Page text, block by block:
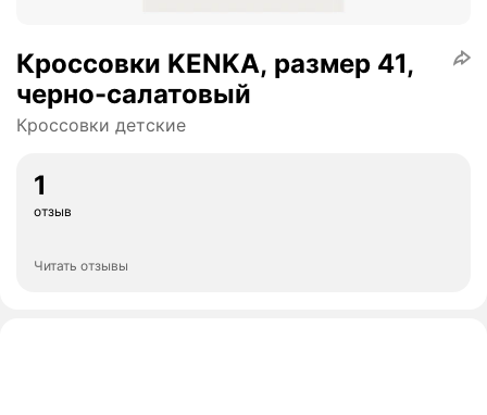
Кроссовки KENKA, размер 41,
черно-салатовый
Кроссовки детские
1
отзыв
Читать отзывы